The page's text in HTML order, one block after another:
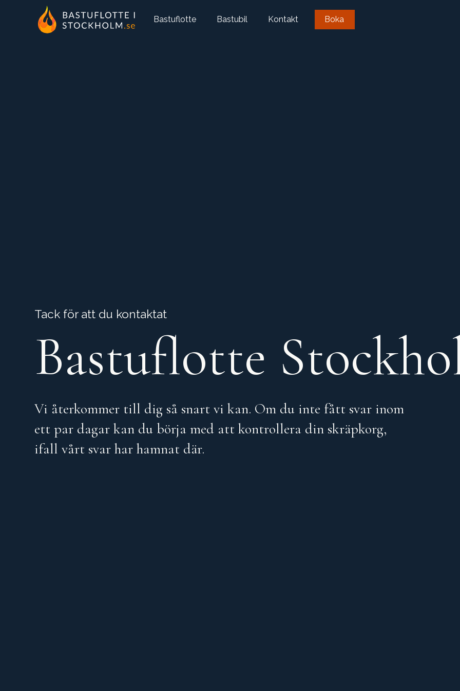
Bastuflotte Bastubil Kontakt Boka
Tack för att du kontaktat
Bastuflotte
Vi återkommer till dig så snart vi kan. Om du inte fått svar inom
ett par dagar kan du börja med att kontrollera din skräpkorg,
ifall vårt svar har hamnat där.